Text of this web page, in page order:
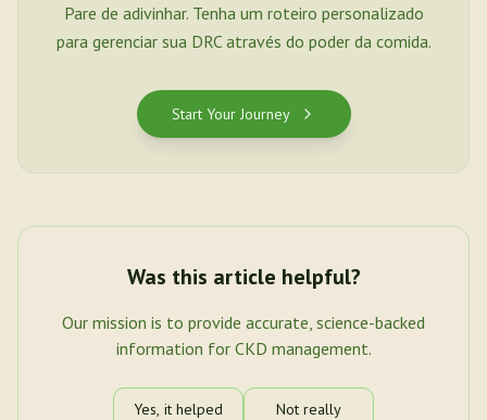
Pare de adivinhar. Tenha um roteiro personalizado
para gerenciar sua DRC através do poder da comida.
Start Your Journey
Was this article helpful?
Our mission is to provide accurate, science-backed
information for CKD management.
Yes, it helped Not really